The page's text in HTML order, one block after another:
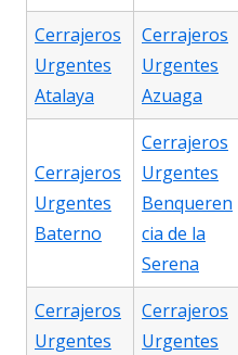
Cerrajeros
Urgentes
Atalaya
Cerrajeros
Urgentes
Azuaga
Cerrajeros
Urgentes
Baterno
Cerrajeros
Urgentes
Benqueren
cia de la
Serena
Cerrajeros
Urgentes
Cerrajeros
Urgentes